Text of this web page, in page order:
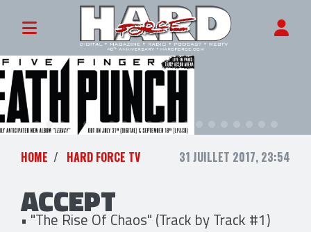
HOME HARD FORCE TV 31 JUILLET 2017, 23:54
ACCEPT
• "The Rise Of Chaos" (Track by Track #1)